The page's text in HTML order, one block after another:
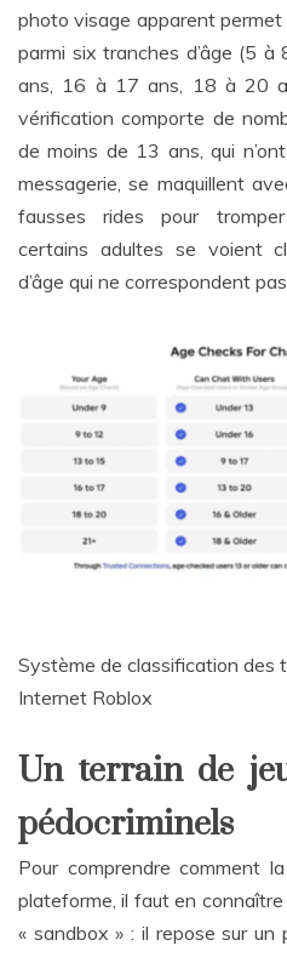
photo visage apparent permet
parmi six tranches d’âge (5
ans, 16 à 17 ans, 18 à 20
vérification comporte de
de moins de 13 ans, qui
messagerie, se maquillent
fausses rides pour tromper
certains adultes se voient
d’âge qui ne correspondent
Système de classification des
Internet Roblox
Un terrain de
pédocriminels
Pour comprendre comment
plateforme, il faut en
« sandbox » : il repose sur un